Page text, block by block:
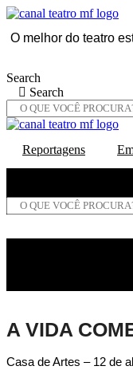
Ir
oO melhor do teatro
Search
Search
Reportagens
A VIDA
Casa de Artes – 12 de